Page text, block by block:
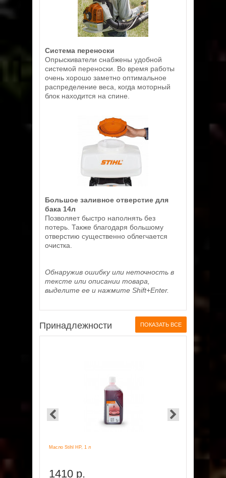
Система переноски
Опрыскиватели снабжены удобной
системой переноски. Во время работы
очень хорошо заметно оптимальное
распределение веса, когда моторный
блок находится на спине.
Большое заливное отверстие для
бака 14л
Позволяет быстро наполнять без
потерь. Также благодаря большому
отверстию существенно облегчается
очистка.
Обнаружив ошибку или неточность в
тексте или описании товара,
выделите ее и нажмите Shift+Enter.
Принадлежности ПОКАЗАТЬ ВСЕ
Масло Stihl HP, 1 л
1410 р. 1690